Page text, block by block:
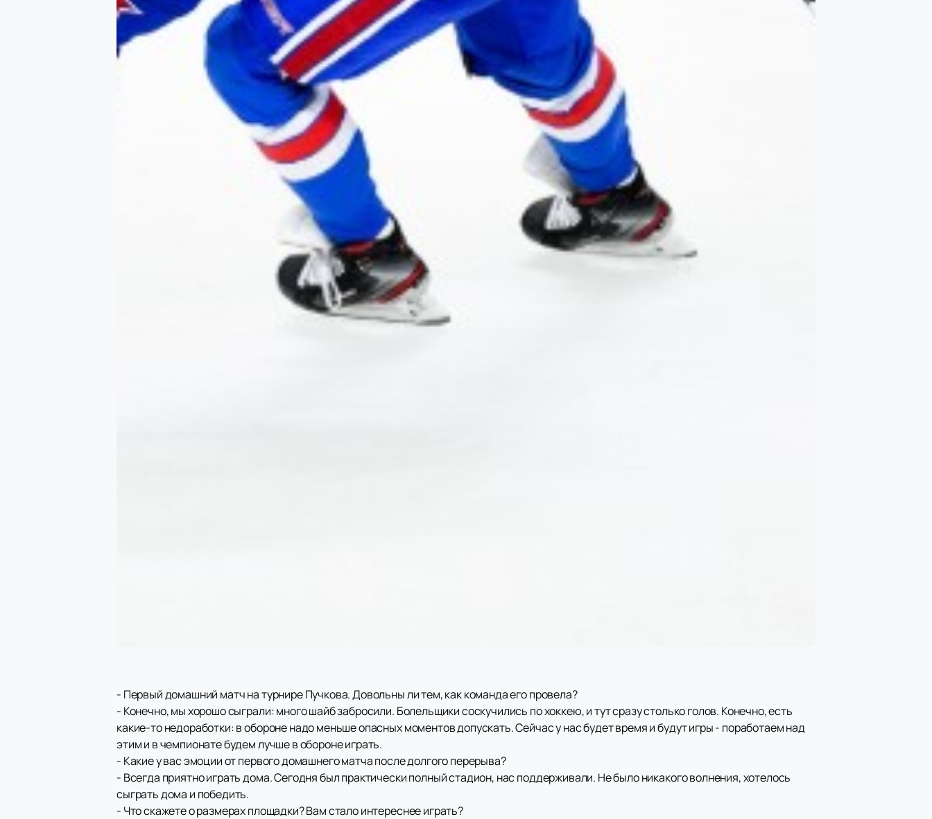
- Первый домашний матч на турнире Пучкова. Довольны ли тем, как команда его провела?
- Конечно, мы хорошо сыграли: много шайб забросили. Болельщики соскучились по хоккею, и тут сразу столько голов. Конечно, есть
какие-то недоработки: в обороне надо меньше опасных моментов допускать. Сейчас у нас будет время и будут игры - поработаем над
этим и в чемпионате будем лучше в обороне играть.
- Какие у вас эмоции от первого домашнего матча после долгого перерыва?
- Всегда приятно играть дома. Сегодня был практически полный стадион, нас поддерживали. Не было никакого волнения, хотелось
сыграть дома и победить.
- Что скажете о размерах площадки? Вам стало интереснее играть?